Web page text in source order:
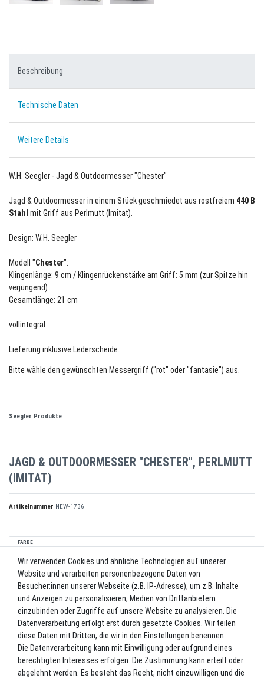
Beschreibung
Technische Daten
Weitere Details
W.H. Seegler - Jagd & Outdoormesser "Chester"
Jagd & Outdoormesser in einem Stück geschmiedet aus rostfreiem 440 B
Stahl mit Griff aus Perlmutt (Imitat).
Design: W.H. Seegler
Modell "Chester":
Klingenlänge: 9 cm / Klingenrückenstärke am Griff: 5 mm (zur Spitze hin
verjüngend)
Gesamtlänge: 21 cm
vollintegral
Lieferung inklusive Lederscheide.
Bitte wähle den gewünschten Messergriff ("rot" oder "fantasie") aus.
Seegler Produkte
JAGD & OUTDOORMESSER "CHESTER", PERLMUTT
(IMITAT)
Artikelnummer NEW-1736
FARBE
265,90 EUR*
Lieferzeit ca. 2-3 Werktage.
In den Warenkorb
Wir verwenden Cookies und ähnliche Technologien auf unserer
Website und verarbeiten personenbezogene Daten von
Besucher:innen unserer Webseite (z.B. IP-Adresse), um z.B. Inhalte
und Anzeigen zu personalisieren, Medien von Drittanbietern
einzubinden oder Zugriffe auf unsere Website zu analysieren. Die
Datenverarbeitung erfolgt erst durch gesetzte Cookies. Wir teilen
diese Daten mit Dritten, die wir in den Einstellungen benennen.
Die Datenverarbeitung kann mit Einwilligung oder aufgrund eines
berechtigten Interesses erfolgen. Die Zustimmung kann erteilt oder
abgelehnt werden. Es besteht das Recht, nicht einzuwilligen und die